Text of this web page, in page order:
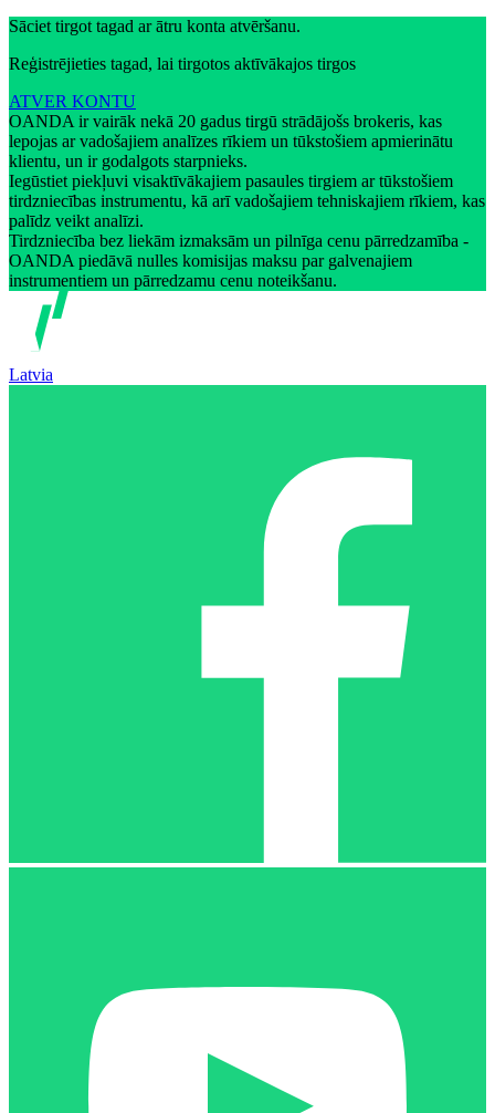
Sāciet tirgot tagad ar ātru konta atvēršanu.
Reģistrējieties tagad, lai tirgotos aktīvākajos tirgos
ATVER KONTU
OANDA ir vairāk nekā 20 gadus tirgū strādājošs brokeris, kas
lepojas ar vadošajiem analīzes rīkiem un tūkstošiem apmierinātu
klientu, un ir godalgots starpnieks.
Iegūstiet piekļuvi visaktīvākajiem pasaules tirgiem ar tūkstošiem
tirdzniecības instrumentu, kā arī vadošajiem tehniskajiem rīkiem, kas
palīdz veikt analīzi.
Tirdzniecība bez liekām izmaksām un pilnīga cenu pārredzamība -
OANDA piedāvā nulles komisijas maksu par galvenajiem
instrumentiem un pārredzamu cenu noteikšanu.
Latvia